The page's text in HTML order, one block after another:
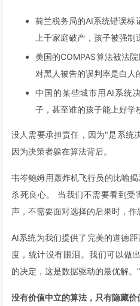
荷兰税务局的AI系统错误
上千家庭破产，孩子被强制
美国的COMPAS算法被法
对黑人被告的误判率是白人
中国的某些城市用AI系统
子，甚至谁的孩子能上好学
没人需要承担责任，因为"是系统
因为决策者躲在算法背后。
韦岑鲍姆用轰炸机飞行员的比喻
杀死良心。 当我们不需要看到受
声，不需要面对选择的后果时，作
AI系统为我们提供了完美的道德
度，统计没有眼泪。我们可以做
的决定，这是数据驱动的最优解。”
没有价值中立的算法，只有隐藏价